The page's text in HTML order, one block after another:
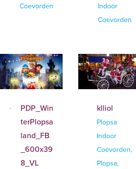
Coevorden
Indoor
Coevorden
PDP_Win
terPlopsa
land_FB
_600x39
8_VL
klliol
Plopsa
Indoor
Coevorden,
Plopsa,